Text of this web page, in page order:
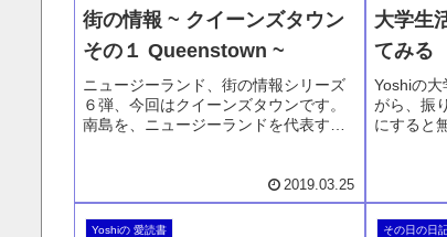
いく。一
断するの
街の情報 ~ クイーンズタウン
その１ Queenstown ~
ニュージーランド、街の情報シリーズ
６弾、今回はクイーンズタウンです。
南島を、ニュージーランドを代表する
なことへの拠点でもある街。美味しい
ものも集まり、観光客も年中集まって
いる街。是非、是非、お越し下さい。
2019.03.25
大学生
てみる
Yoshiの
がら、振
にすると
勉強、ア
どについ
み流して
Yoshiの 愛読書 その日の日